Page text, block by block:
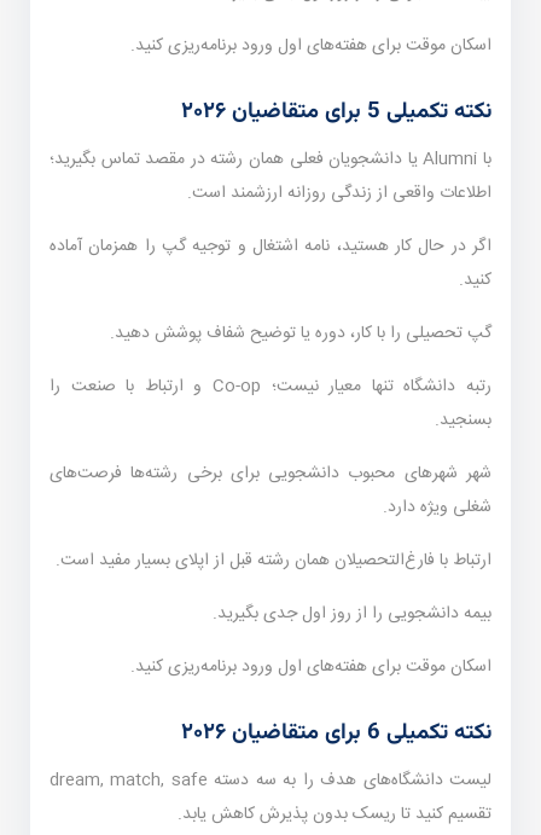
اسکان موقت برای هفته‌های اول ورود برنامه‌ریزی کنید.
نکته تکمیلی 5 برای متقاضیان ۲۰۲۶
با Alumni یا دانشجویان فعلی همان رشته در مقصد تماس بگیرید؛
اطلاعات واقعی از زندگی روزانه ارزشمند است.
اگر در حال کار هستید، نامه اشتغال و توجیه گپ را همزمان آماده
کنید.
گپ تحصیلی را با کار، دوره یا توضیح شفاف پوشش دهید.
رتبه دانشگاه تنها معیار نیست؛ Co-op و ارتباط با صنعت را
بسنجید.
شهر شهرهای محبوب دانشجویی برای برخی رشته‌ها فرصت‌های
شغلی ویژه دارد.
ارتباط با فارغ‌التحصیلان همان رشته قبل از اپلای بسیار مفید است.
بیمه دانشجویی را از روز اول جدی بگیرید.
اسکان موقت برای هفته‌های اول ورود برنامه‌ریزی کنید.
نکته تکمیلی 6 برای متقاضیان ۲۰۲۶
لیست دانشگاه‌های هدف را به سه دسته dream, match, safe
تقسیم کنید تا ریسک بدون پذیرش کاهش یابد.